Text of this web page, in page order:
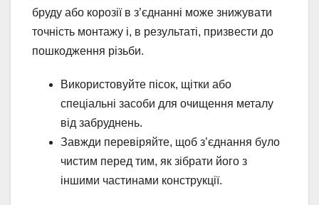
бруду або корозії в з’єднанні може знижувати
точність монтажу і, в результаті, призвести до
пошкодження різьби.
Використовуйте пісок, щітки або
спеціальні засоби для очищення металу
від забруднень.
Завжди перевіряйте, щоб з’єднання було
чистим перед тим, як зібрати його з
іншими частинами конструкції.